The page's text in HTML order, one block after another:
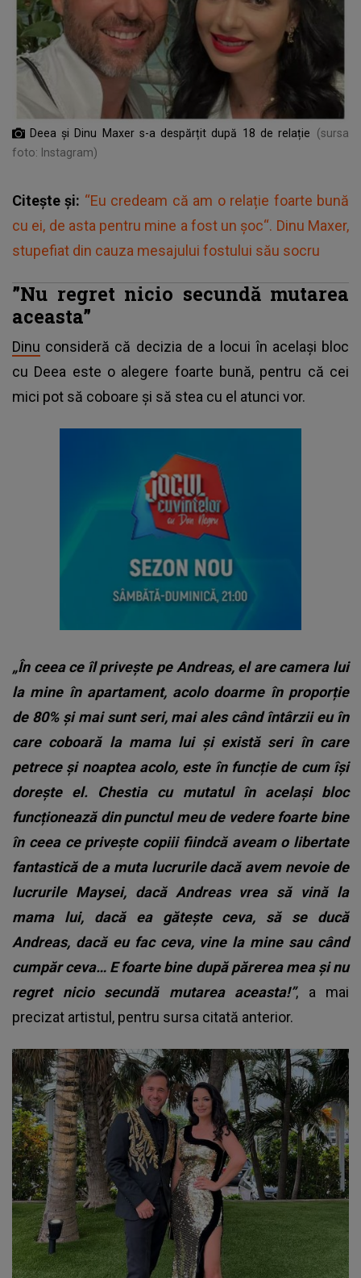
Deea și Dinu Maxer s-a despărțit după 18 de relație
(sursa
foto: Instagram)
Citește și: “Eu credeam că am o relație foarte bună
cu ei, de asta pentru mine a fost un șoc“. Dinu Maxer,
stupefiat din cauza mesajului fostului său socru
”Nu regret nicio secundă mutarea
aceasta”
Dinu consideră că decizia de a locui în același bloc
cu Deea este o alegere foarte bună, pentru că cei
mici pot să coboare și să stea cu el atunci vor.
„În ceea ce îl privește pe Andreas, el are camera lui
la mine în apartament, acolo doarme în proporție
de 80% și mai sunt seri, mai ales când întârzii eu în
care coboară la mama lui și există seri în care
petrece și noaptea acolo, este în funcție de cum își
dorește el. Chestia cu mutatul în același bloc
funcționează din punctul meu de vedere foarte bine
în ceea ce privește copiii fiindcă aveam o libertate
fantastică de a muta lucrurile dacă avem nevoie de
lucrurile Maysei, dacă Andreas vrea să vină la
mama lui, dacă ea gătește ceva, să se ducă
Andreas, dacă eu fac ceva, vine la mine sau când
cumpăr ceva… E foarte bine după părerea mea și nu
regret nicio secundă mutarea aceasta!”, a mai
precizat artistul, pentru sursa citată anterior.